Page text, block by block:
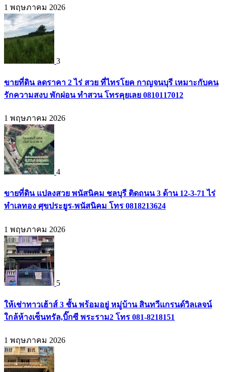
1 พฤษภาคม 2026
3
ขายที่ดิน ลดราคา 2 ไร่ สวย ที่ไทรโยค กาญจนบุรี เหมาะกับคน
รักความสงบ พักผ่อน ทำสวน โทรคุยเลย 0810117012
1 พฤษภาคม 2026
4
ขายที่ดิน แปลงสวย พนัสนิคม ชลบุรี ติดถนน 3 ด้าน 12-3-71 ไร่
ทำเลทอง ศุขประยูร-พนัสนิคม โทร 0818213624
1 พฤษภาคม 2026
5
ให้เช่าทาวเฮ้าส์ 3 ชั้น พร้อมอยู่ หมู่บ้าน สินทวีแกรนด์วิลเลจน์
ใกล้ห้างเซ็นทรัล,บิ๊กซี พระราม2 โทร 081-8218151
1 พฤษภาคม 2026